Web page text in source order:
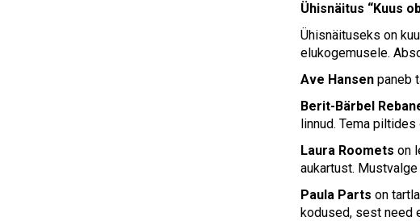
Ühisnäitus “Kuus
Ühisnäituseks on
elukogemusele.
Ave Hansen paneb
Berit-Bärbel
linnud. Tema
Laura Roomets on
aukartust.
Paula Parts on
kodused, sest need